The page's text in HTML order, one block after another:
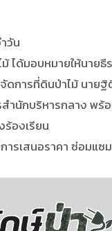
วัน
ได้มอบหมายให้นาย
ดการที่ดินป่าไม้ นาย
ำนักบริหารกลาง พร้
ร้องเรียน
ารเสนอราคา ซ่อมแ